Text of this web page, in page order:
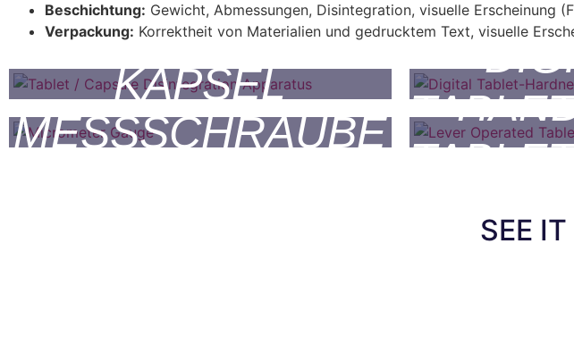
Beschichtung: Gewicht, Abmessungen, Disintegration, visuelle Erscheinung
Verpackung: Korrektheit von Materialien und gedrucktem Text, visuelle
TABLETTEN /
KAPSEL
MESSSCHRAUBE
SEE